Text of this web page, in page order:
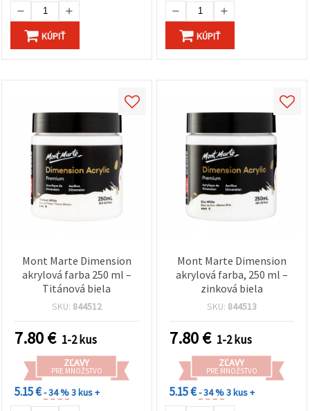
KÚPIŤ KÚPIŤ
Mont Marte Dimension
akrylová farba 250 ml –
Titánová biela
SKU: 844512
7.80€ 1-2 kus
ZĽAVY
PRE MNOŽSTVO
5.15 €- 34 %3 kus +
Mont Marte Dimension
akrylová farba, 250 ml –
zinková biela
SKU: 844513
7.80€ 1-2 kus
ZĽAVY
PRE MNOŽSTVO
5.15 €- 34 %3 kus +